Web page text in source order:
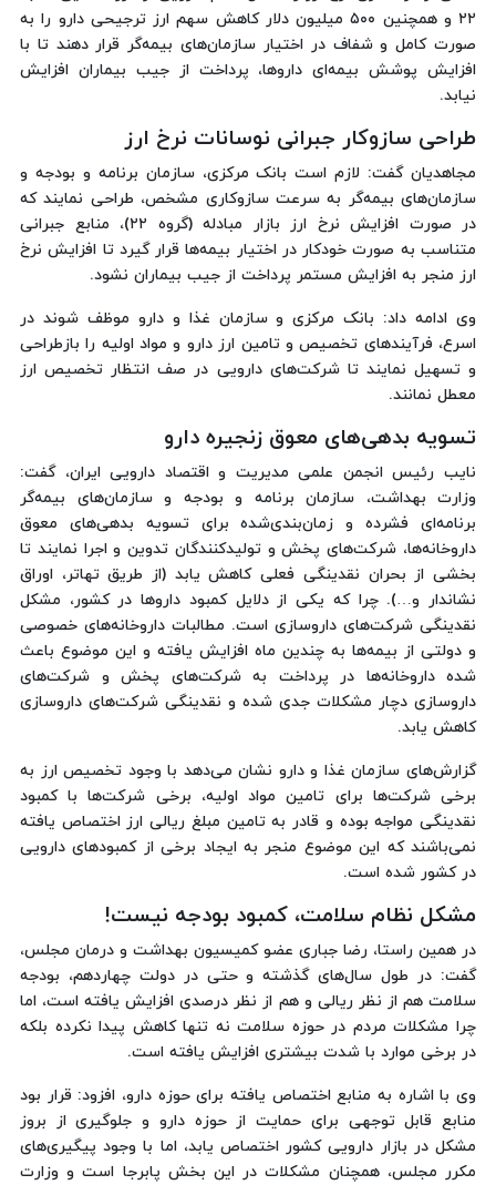
۲۲ و همچنین ۵۰۰ میلیون دلار کاهش سهم ارز ترجیحی دارو را به‌
صورت کامل و شفاف در اختیار سازمان‌های بیمه‌گر قرار دهند تا با
افزایش پوشش بیمه‌ای داروها، پرداخت از جیب بیماران افزایش
نیابد.
طراحی سازوکار جبرانی نوسانات نرخ ارز
مجاهدیان گفت: لازم است بانک مرکزی، سازمان برنامه و بودجه و
سازمان‌های بیمه‌گر به سرعت سازوکاری مشخص، طراحی نمایند که
در صورت افزایش نرخ ارز بازار مبادله (گروه ۲۲)، منابع جبرانی
متناسب به‌ صورت خودکار در اختیار بیمه‌ها قرار گیرد تا افزایش نرخ
ارز منجر به افزایش مستمر پرداخت از جیب بیماران نشود.
وی ادامه داد: بانک مرکزی و سازمان غذا و دارو موظف شوند در
اسرع، فرآیندهای تخصیص و تامین ارز دارو و مواد اولیه را بازطراحی
و تسهیل نمایند تا شرکت‌های دارویی در صف انتظار تخصیص ارز
معطل نمانند.
تسویه بدهی‌های معوق زنجیره دارو
نایب رئیس انجمن علمی مدیریت و اقتصاد دارویی ایران، گفت:
وزارت بهداشت، سازمان برنامه و بودجه و سازمان‌های بیمه‌گر
برنامه‌ای فشرده و زمان‌بندی‌شده برای تسویه بدهی‌های معوق
داروخانه‌ها، شرکت‌های پخش و تولیدکنندگان تدوین و اجرا نمایند تا
بخشی از بحران نقدینگی فعلی کاهش یابد (از طریق تهاتر، اوراق
نشاندار و…). چرا که یکی از دلایل کمبود داروها در کشور، مشکل
نقدینگی شرکت‌های داروسازی است. مطالبات داروخانه‌های خصوصی
و دولتی از بیمه‌ها به چندین ماه افزایش یافته و این موضوع باعث
شده داروخانه‌ها در پرداخت به شرکت‌های پخش و شرکت‌های
داروسازی دچار مشکلات جدی شده و نقدینگی شرکت‌های داروسازی
کاهش یابد.
گزارش‌های سازمان غذا و دارو نشان می‌دهد با وجود تخصیص ارز به
برخی شرکت‌ها برای تامین مواد اولیه، برخی شرکت‌ها با کمبود
نقدینگی مواجه بوده و قادر به تامین مبلغ ریالی ارز اختصاص یافته
نمی‌باشند که این موضوع منجر به ایجاد برخی از کمبودهای دارویی
در کشور شده است.
مشکل نظام سلامت، کمبود بودجه نیست!
در همین راستا، رضا جباری عضو کمیسیون بهداشت و درمان مجلس،
گفت: در طول سال‌های گذشته و حتی در دولت چهاردهم، بودجه
سلامت هم از نظر ریالی و هم از نظر درصدی افزایش یافته است، اما
چرا مشکلات مردم در حوزه سلامت نه تنها کاهش پیدا نکرده بلکه
در برخی موارد با شدت بیشتری افزایش یافته است.
وی با اشاره به منابع اختصاص یافته برای حوزه دارو، افزود: قرار بود
منابع قابل توجهی برای حمایت از حوزه دارو و جلوگیری از بروز
مشکل در بازار دارویی کشور اختصاص یابد، اما با وجود پیگیری‌های
مکرر مجلس، همچنان مشکلات در این بخش پابرجا است و وزارت